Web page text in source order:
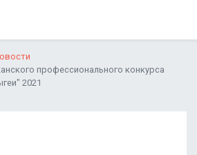
профессионального конкурса
2021